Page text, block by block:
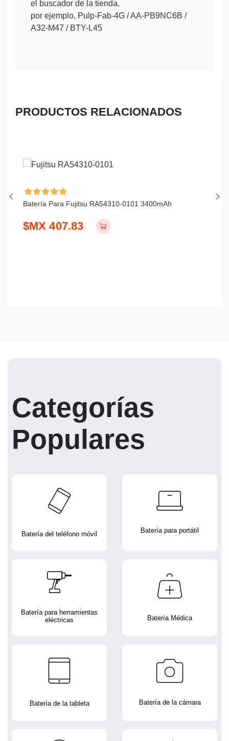
el buscador de la tienda.
por ejemplo, Pulp-Fab-4G / AA-PB9NC6B /
A32-M47 / BTY-L45
PRODUCTOS RELACIONADOS
Batería Para Fujitsu RA54310-0101 3400mAh
$MX 407.83
Categorías
Populares
Batería del teléfono móvil Batería para portátil
Batería para herramientas
eléctricas
Batería Médica
Batería de la tableta Batería de la cámara